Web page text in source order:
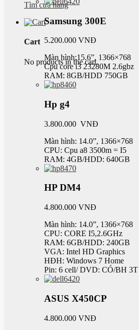
Tìm cửa hàng
Cart
No products in the cart.
Samsung 300E
5.200.000 VNĐ
Màn hình:15.6”, 1366×768
Cpu core i3 23280M 2.6gbz
RAM: 8GB/HDD 750GB
Hp g4
3.800.000 VNĐ
Màn hình: 14.0”, 1366×768
CPU: Cpu a8 3500m = I5
RAM: 4GB/HDD: 640GB
HP DM4
4.800.000 VNĐ
Màn hình: 14.0”, 1366×768
CPU: CORE I5,2.6GHz
RAM: 6GB/HDD: 240GB
VGA: Intel HD Graphics
HĐH: Windows 7 Home
Pin: 6 cell/ DVD: CÓ/BH 3T
ASUS X450CP
4.800.000 VNĐ